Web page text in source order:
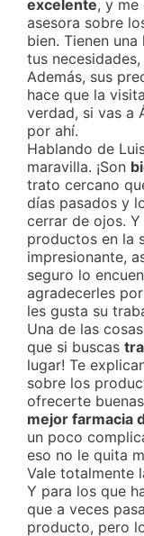
excelente, y me
asesora sobre
bien. Tienen
tus
Además, sus
hace que la
verdad, si vas a
por ahí.
Hablando de
maravilla. ¡Son
trato cercano
días pasados y
cerrar de ojos.
productos en la
impresionante,
seguro lo
agradecerles
les gusta su
Una de las
que si buscas
lugar! Te
sobre los
ofrecerte
mejor farmacia
un poco
eso no le quita
Vale totalmente
Y para los que
que a veces
producto, pero